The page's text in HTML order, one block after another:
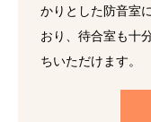
かりとした防音室
おり、待合室も十
ちいただけます。